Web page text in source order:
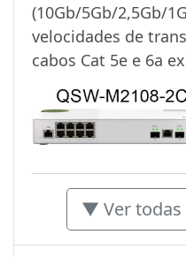
(10Gb/5Gb/2,5Gb/
velocidades de
cabos Cat 5e e 6a
▼ Ver